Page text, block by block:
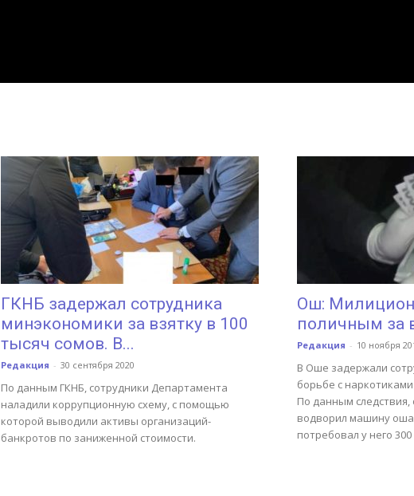
ГКНБ задержал сотрудника
минэкономики за взятку в 100
тысяч сомов. В...
Редакция - 30 сентября 2020
По данным ГКНБ, сотрудники Департамента
наладили коррупционную схему, с помощью
которой выводили активы организаций-
банкротов по заниженной стоимости.
Ош:
поличным за
Редакция - 10 ноября
В Оше задержали
борьбе с
По данным следствия,
водворил машину
потребовал у него